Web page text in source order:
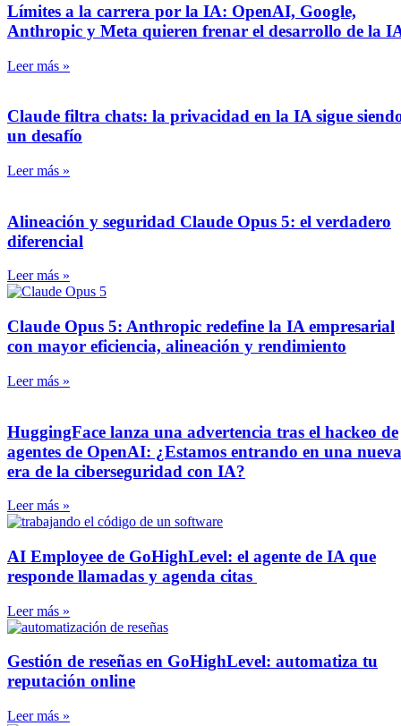
Límites a la carrera por la IA: OpenAI, Google,
Anthropic y Meta quieren frenar el desarrollo de la
Leer más »
Claude filtra chats: la privacidad en la IA sigue
un desafío
Leer más »
Alineación y seguridad Claude Opus 5: el verdadero
diferencial
Leer más »
Claude Opus 5: Anthropic redefine la IA empresarial
con mayor eficiencia, alineación y rendimiento
Leer más »
HuggingFace lanza una advertencia tras el hackeo de
agentes de OpenAI: ¿Estamos entrando en una nueva
era de la ciberseguridad con IA?
Leer más »
AI Employee de GoHighLevel: el agente de IA que
responde llamadas y agenda citas
Leer más »
Gestión de reseñas en GoHighLevel: automatiza tu
reputación online
Leer más »